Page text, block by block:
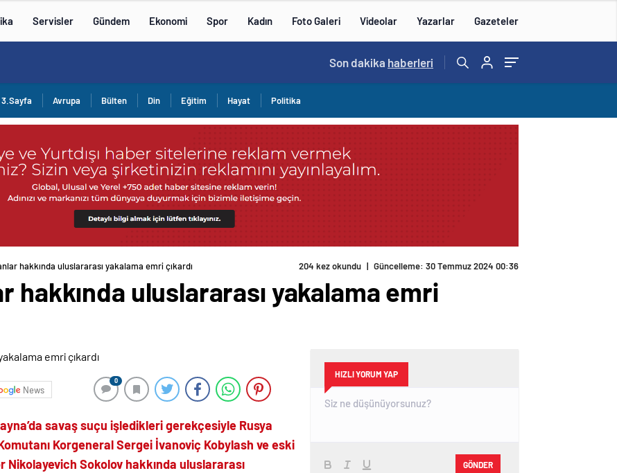
Servisler Gündem Ekonomi Spor Kadın Foto Galeri Videolar Yazarlar Gazeteler
Son dakika haberleri
3.Sayfa Avrupa Bülten Din Eğitim Hayat Politika
hakkında uluslararası yakalama emri çıkardı 204 kez okundu | Güncelleme: 30 Temmuz 2024 00:36
hakkında uluslararası yakalama emri
News
0
savaş suçu işledikleri gerekçesiyle Rusya
Korgeneral Sergei İvanoviç Kobylash ve eski
Sokolov hakkında uluslararası
HIZLI YORUM YAP
GÖNDER